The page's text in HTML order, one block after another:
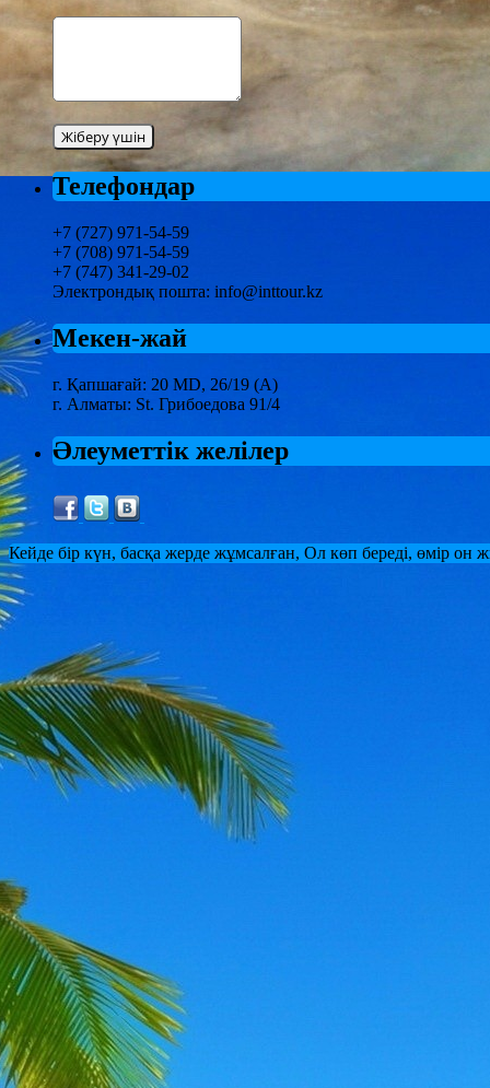
Телефондар
+7 (727) 971-54-59
+7 (708) 971-54-59
+7 (747) 341-29-02
Электрондық пошта: info@inttour.kz
Мекен-жай
г. Қапшағай: 20 MD, 26/19 (А)
г. Алматы: St. Грибоедова 91/4
Әлеуметтік желілер
Кейде бір күн, басқа жерде жұмсалған, Ол көп береді, өмір он